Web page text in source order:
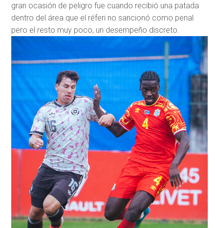
gran ocasión de peligro fue cuando recibió una patada
dentro del área que el réferi no sancionó como penal
pero el resto muy poco, un desempeño discreto.